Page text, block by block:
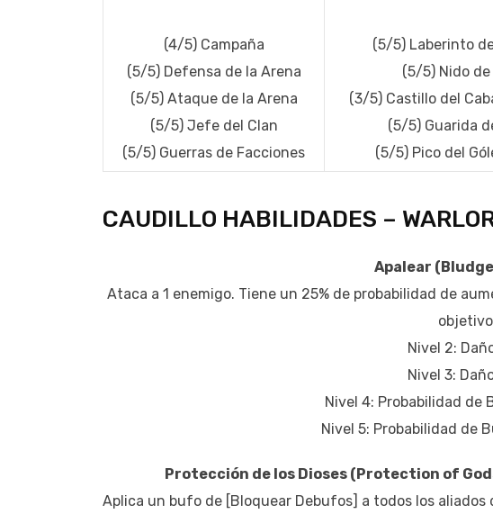
(4/5) Campaña
(5/5) Defensa de la Arena
(5/5) Ataque de la Arena
(5/5) Jefe del Clan
(5/5) Guerras de Facciones
(5/5) Laberinto
(5/5) Nido
(3/5) Castillo del
(5/5) Guarida
(5/5) Pico del
CAUDILLO HABILIDADES –
Apalear
Ataca a 1 enemigo. Tiene un 25% de probabilidad de
Nivel 2:
Nivel 3:
Nivel 4: Probabilidad de
Nivel 5: Probabilidad de
Protección de los Dioses (Protection of
Aplica un bufo de [Bloquear Debufos] a todos los